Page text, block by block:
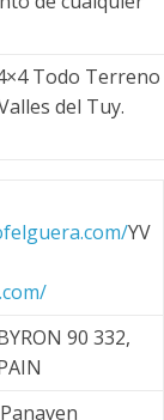
Todo Terreno
del Tuy.
YV
90 332,